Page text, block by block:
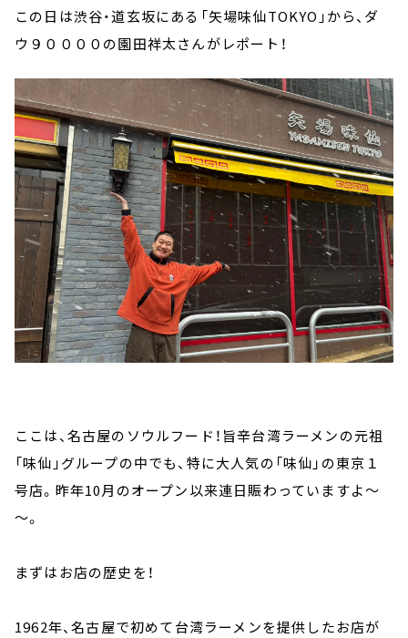
この日は渋谷・道玄坂にある「矢場味仙TOKYO」から、ダ
ウ９００００の園田祥太さんがレポート！
ここは、名古屋のソウルフード！旨辛台湾ラーメンの元祖
「味仙」グループの中でも、特に大人気の「味仙」の東京１
号店。昨年10月のオープン以来連日賑わっていますよ～
～。
まずはお店の歴史を！
1962年、名古屋で初めて台湾ラーメンを提供したお店が